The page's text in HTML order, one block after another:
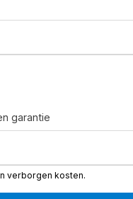
garantie
verborgen kosten.